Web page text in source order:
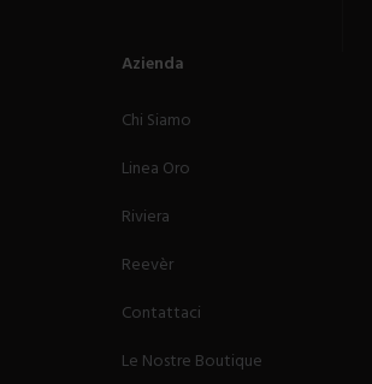
Azienda
Chi Siamo
Linea Oro
Riviera
Reevèr
Contattaci
Le Nostre Boutique